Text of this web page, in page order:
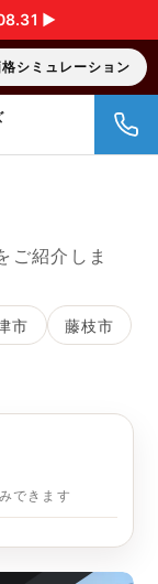
▶︎
シミュレーション
ご紹介しま
市 藤枝市
できます